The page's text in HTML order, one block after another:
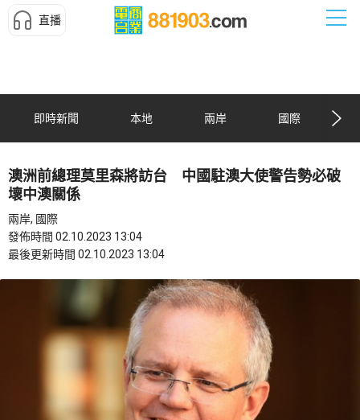
直播
即時新聞 本地 兩岸 國際
澳洲前總理莫里森將訪台 中國駐澳大使警告勢必破
壞中澳關係
兩岸, 國際
發佈時間 02.10.2023 13:04
最後更新時間 02.10.2023 13:04